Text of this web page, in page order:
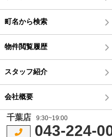
町名から検索
物件閲覧履歴
スタッフ紹介
会社概要
千葉店 9:30~19:00
043-224-